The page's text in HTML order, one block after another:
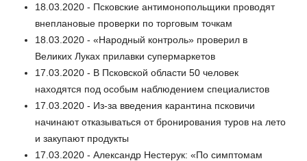
18.03.2020 - Псковские антимонопольщики проводят
внеплановые проверки по торговым точкам
18.03.2020 - «Народный контроль» проверил в
Великих Луках прилавки супермаркетов
17.03.2020 - В Псковской области 50 человек
находятся под особым наблюдением специалистов
17.03.2020 - Из-за введения карантина псковичи
начинают отказываться от бронирования туров на лето
и закупают продукты
17.03.2020 - Александр Нестерук: «По симптомам